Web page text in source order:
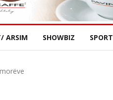
ARSIM SHOWBIZ SPORT